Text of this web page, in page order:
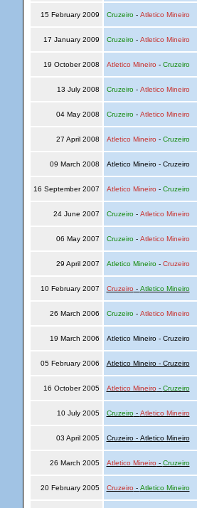
15 February 2009 Cruzeiro- Atletico Mineiro
17 January 2009 Cruzeiro- Atletico Mineiro
19 October 2008 Atletico Mineiro - Cruzeiro
13 July 2008 Cruzeiro- Atletico Mineiro
04 May 2008 Cruzeiro- Atletico Mineiro
27 April 2008 Atletico Mineiro - Cruzeiro
09 March 2008 Atletico Mineiro - Cruzeiro
16 September 2007 Atletico Mineiro - Cruzeiro
24 June 2007 Cruzeiro- Atletico Mineiro
06 May 2007 Cruzeiro- Atletico Mineiro
29 April 2007 Atletico Mineiro- Cruzeiro
10 February 2007 Cruzeiro - Atletico Mineiro
26 March 2006 Cruzeiro- Atletico Mineiro
19 March 2006 Atletico Mineiro - Cruzeiro
05 February 2006 Atletico Mineiro - Cruzeiro
16 October 2005 Atletico Mineiro - Cruzeiro
10 July 2005 Cruzeiro- Atletico Mineiro
03 April 2005 Cruzeiro - Atletico Mineiro
26 March 2005 Atletico Mineiro - Cruzeiro
20 February 2005 Cruzeiro - Atletico Mineiro